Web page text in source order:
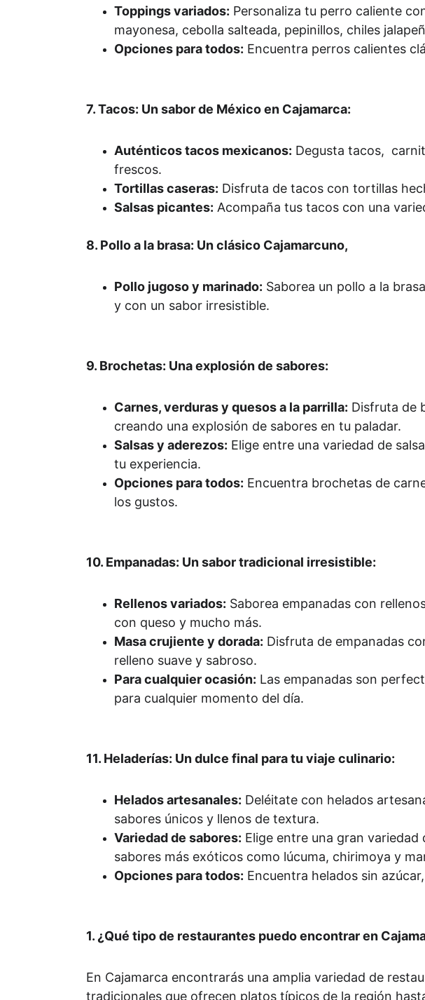
Toppings variados: Personaliza tu perro caliente
mayonesa, cebolla salteada, pepinillos, chiles
Opciones para todos: Encuentra perros calientes
7. Tacos: Un sabor de México en Cajamarca:
Auténticos tacos mexicanos: Degusta tacos,
frescos.
Tortillas caseras: Disfruta de tacos con tortillas
Salsas picantes: Acompaña tus tacos con una
8. Pollo a la brasa: Un clásico Cajamarcuno,
Pollo jugoso y marinado: Saborea un pollo a la
y con un sabor irresistible.
9. Brochetas: Una explosión de sabores:
Carnes, verduras y quesos a la parrilla: Disfruta de
creando una explosión de sabores en tu paladar.
Salsas y aderezos: Elige entre una variedad de
tu experiencia.
Opciones para todos: Encuentra brochetas de
los gustos.
10. Empanadas: Un sabor tradicional irresistible:
Rellenos variados: Saborea empanadas con
con queso y mucho más.
Masa crujiente y dorada: Disfruta de empanadas
relleno suave y sabroso.
Para cualquier ocasión: Las empanadas son
para cualquier momento del día.
11. Heladerías: Un dulce final para tu viaje culinario:
Helados artesanales: Deléitate con helados
sabores únicos y llenos de textura.
Variedad de sabores: Elige entre una gran
sabores más exóticos como lúcuma, chirimoya y
Opciones para todos: Encuentra helados sin
1. ¿Qué tipo de restaurantes puedo encontrar en
En Cajamarca encontrarás una amplia variedad de
tradicionales que ofrecen platos típicos de la región